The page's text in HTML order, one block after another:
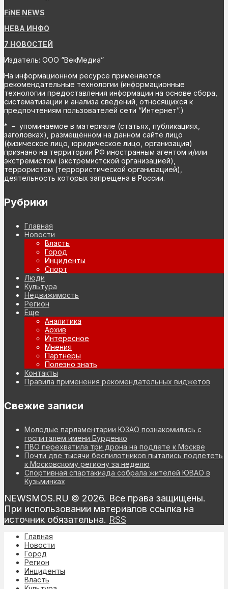
FiNE NEWS
НЕВА ИНФО
7 НОВОСТЕЙ
Издатель: ООО “ВекМедиа”
На информационном ресурсе применяются
рекомендательные технологии (информационные
технологии предоставления информации на основе сбора,
систематизации и анализа сведений, относящихся к
предпочтениям пользователей сети “Интернет”.)
* – упоминаемое в материале (статьях, публикациях,
заголовках), размещённом на данном сайте лицо
(физическое лицо, юридическое лицо, организация)
признано на территории РФ иностранным агентом и/или
экстремистом (экстремистской организацией),
террористом (террористической организацией),
деятельность которых запрещена в России.
Рубрики
Главная
Новости
Власть
Город
Инциденты
Спорт
Люди
Культура
Недвижимость
Регион
Еще
Аналитика
Архив
Интересное
Мнения
Партнеры
Полезно знать
Контакты
Правила применения рекомендательных виджетов
Свежие записи
Молодые парламентарии ЮЗАО познакомились с
госпиталем имени Бурденко
ПВО перехватила три дрона на подлете к Москве
Почти две тысячи беспилотников пытались подлететь
к Московскому региону за неделю
Спортивная спартакиада собрала жителей ЮВАО в
Кузьминках
NEWSMOS.RU © 2026. Все права защищены.
При использовании материалов ссылка на
источник обязательна. RSS
Главная
Новости
Город
Регион
Инциденты
Власть